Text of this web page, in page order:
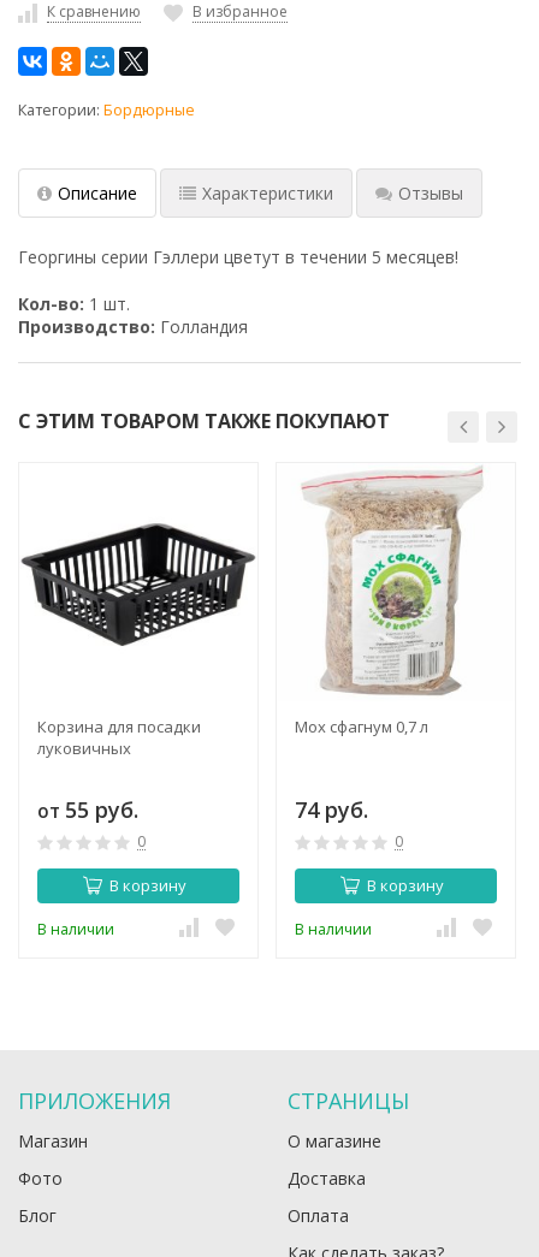
К сравнению В избранное
Категории: Бордюрные
Описание Характеристики Отзывы
Георгины серии Гэллери цветут в течении 5 месяцев!
Кол-во: 1 шт.
Производство: Голландия
С ЭТИМ ТОВАРОМ ТАКЖЕ ПОКУПАЮТ
Корзина для посадки
луковичных
от 55 руб.
0
В корзину
В наличии
Мох сфагнум 0,7 л
74 руб.
0
В корзину
В наличии
ПРИЛОЖЕНИЯ
Магазин
Фото
Блог
СТРАНИЦЫ
О магазине
Доставка
Оплата